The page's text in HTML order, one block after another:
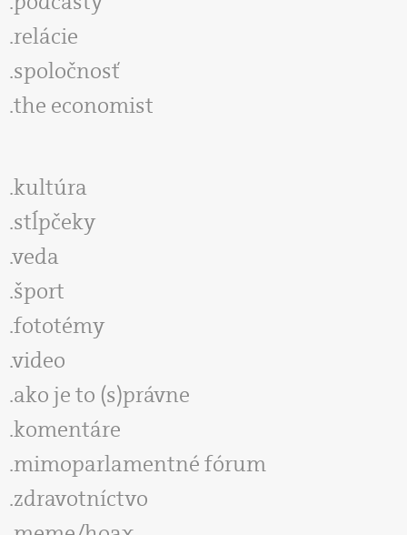
relácie
spoločnosť
the economist
kultúra
stĺpčeky
veda
šport
fototémy
video
ako je to (s)právne
komentáre
mimoparlamentné fórum
zdravotníctvo